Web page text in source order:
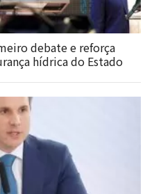
debate e reforça
hídrica do Estado